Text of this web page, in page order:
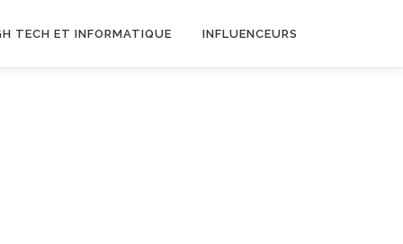
TECH ET INFORMATIQUE INFLUENCEURS